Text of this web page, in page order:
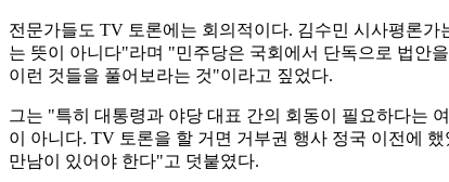
전문가들도 TV 토론에는 회의적이다. 김수민 시사평론
는 뜻이 아니다"라며 "민주당은 국회에서 단독으로 법안
이런 것들을 풀어보라는 것"이라고 짚었다.
그는 "특히 대통령과 야당 대표 간의 회동이 필요하다는
이 아니다. TV 토론을 할 거면 거부권 행사 정국 이전에
만남이 있어야 한다"고 덧붙였다.